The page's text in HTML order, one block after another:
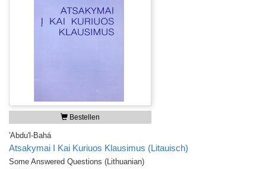
Bestellen
'Abdu'l-Bahá
Atsakymai I Kai Kuriuos Klausimus (Litauisch)
Some Answered Questions (Lithuanian)